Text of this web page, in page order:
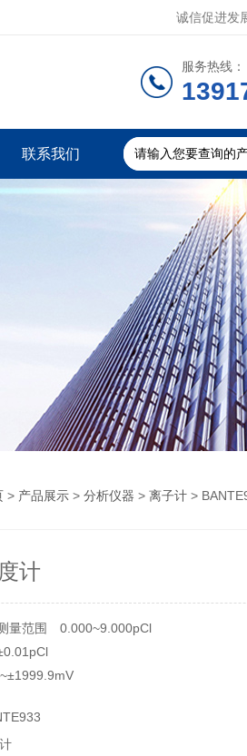
诚信促进发
服务热线：
联系我们
> 产品展示 > 分析仪器 > 离子计 >
计
量范围 0.000~9.000pCl